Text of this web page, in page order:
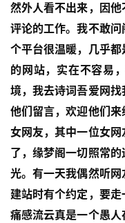
然外人看不出来，因他
评论的工作。我不敢
个平台很温暖，几乎
的网站，实在不容易
境，我去诗词吾爱网
他们留言，欢迎他们来
女网友，其中一位女
了，缘梦阁一切照常
光。有一天我偶然听
建站时有个约定，要走
痛感流云真是一个愚